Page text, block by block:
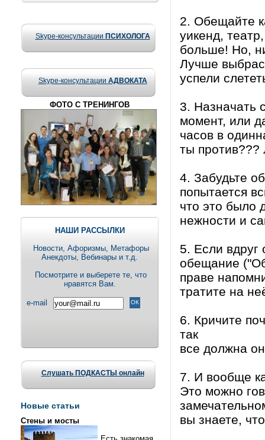
Skype-консультации ПСИХОЛОГА
Skype-консультации АДВОКАТА
ФОТО С ТРЕНИНГОВ
НАШИ РАССЫЛКИ
Новости, Aфоризмы, Метафоры
Анекдоты, Вебинары и т.д.
Посмотрите и выберете те, что
нравятся Вам.
e-mail
Слушать ПОДКАСТЫ онлайн
Новые статьи
Стены и мосты
2. Обещайте
уикенд,
больше! Но,
Лучше
успели
3. Назначать
момент, или
часов в
ты против???
4. Забудьте
попытается
что это было
нежности и
5. Если вдруг
обещание
праве
тратите на
6. Кричите
так
все должна
7. И вообще
Это можно
вы знаете,